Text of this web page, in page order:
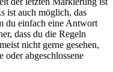
ist auch möglich, das
du einfach eine Antwort
dass du die Regeln
nicht gerne gesehen,
abgeschlossene